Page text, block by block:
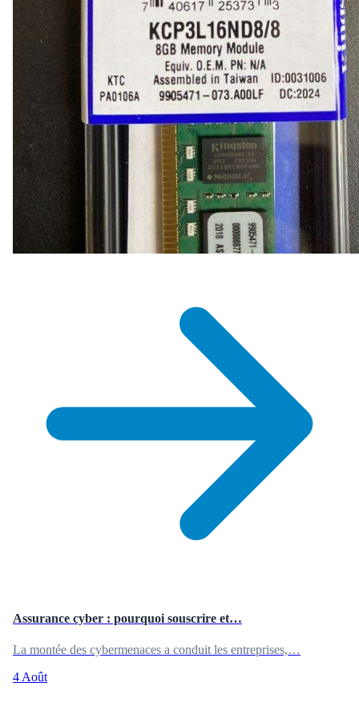
Assurance cyber : pourquoi souscrire et…
La montée des cybermenaces a conduit les entreprises,…
4 Août